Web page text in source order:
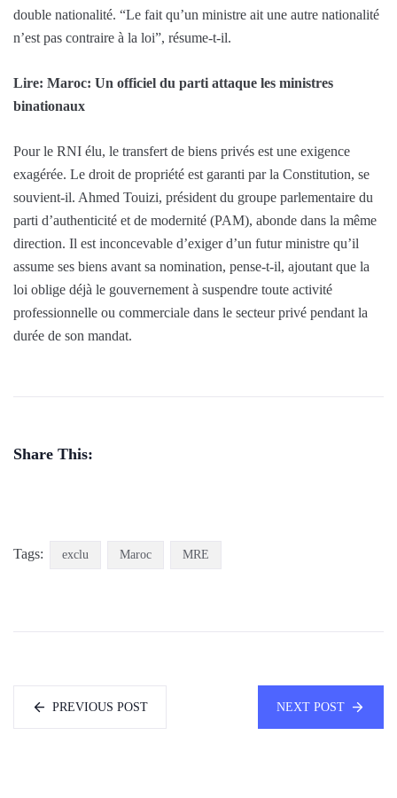
double nationalité. “Le fait qu’un ministre ait une autre nationalité
n’est pas contraire à la loi”, résume-t-il.
Lire: Maroc: Un officiel du parti attaque les ministres
binationaux
Pour le RNI élu, le transfert de biens privés est une exigence
exagérée. Le droit de propriété est garanti par la Constitution, se
souvient-il. Ahmed Touizi, président du groupe parlementaire du
parti d’authenticité et de modernité (PAM), abonde dans la même
direction. Il est inconcevable d’exiger d’un futur ministre qu’il
assume ses biens avant sa nomination, pense-t-il, ajoutant que la
loi oblige déjà le gouvernement à suspendre toute activité
professionnelle ou commerciale dans le secteur privé pendant la
durée de son mandat.
Share This:
Tags: exclu Maroc MRE
PREVIOUS POST NEXT POST